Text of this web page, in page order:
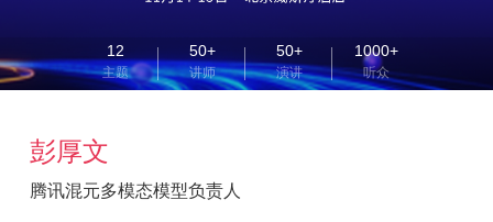
12
主题
50+
讲师
50+
演讲
1000+
听众
彭厚文
腾讯混元多模态模型负责人